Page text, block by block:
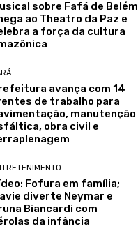
sobre Fafá de Belém
ao Theatro da Paz e
a força da cultura
avança com 14
de trabalho para
manutenção
obra civil e
Fofura em família;
diverte Neymar e
Biancardi com
da infância